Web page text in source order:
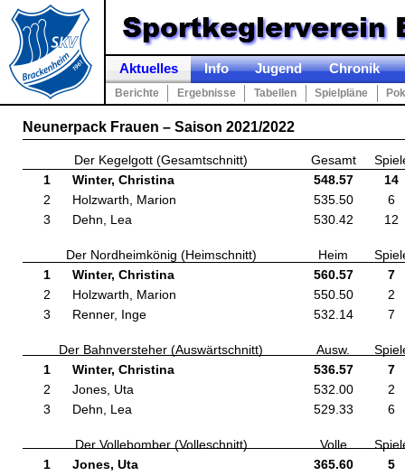
Aktuelles Info Jugend Chronik
Berichte Ergebnisse Tabellen Spielpläne
Neunerpack Frauen – Saison 2021/2022
Der Kegelgott (Gesamtschnitt) Gesamt
1
Winter, Christina 548.57
14
2
Holzwarth, Marion 535.50
6
3
Dehn, Lea 530.42 12
Der Nordheimkönig (Heimschnitt) Heim
1
Winter, Christina 560.57
7
2
Holzwarth, Marion 550.50
2
3
Renner, Inge 532.14 7
Der Bahnversteher (Auswärtschnitt) Ausw.
1
Winter, Christina 536.57
7
2
Jones, Uta 532.00
2
3
Dehn, Lea 529.33 6
Der Vollebomber (Volleschnitt) Volle
1
Jones, Uta 365.60
5